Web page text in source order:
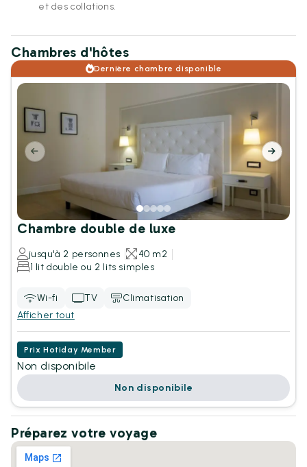
et des collations.
Chambres d'hôtes
Dernière chambre disponible
Chambre double de luxe
jusqu'à 2 personnes
40 m2
1 lit double ou 2 lits simples
Wi-fi TV
Climatisation
Afficher tout
Prix Hotiday Member
Non disponibile
Non disponibile
Préparez votre voyage